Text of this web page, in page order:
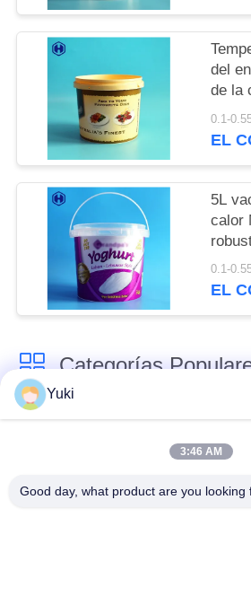
MAPA
SITIO
POLÍTICA
DE
PRIVACIDAD
del
de la
Bbq
EL
5L
calor
cubo
0.1-
EL
Categorías
Tarro del envase de
Tarro plástico del
El
Yuki
3:46 AM
Good day, what product are you looking